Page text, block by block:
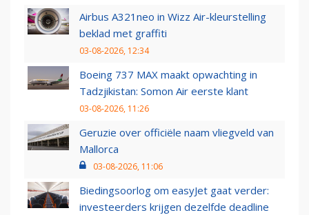
Airbus A321neo in Wizz Air-kleurstelling
beklad met graffiti
03-08-2026, 12:34
Boeing 737 MAX maakt opwachting in
Tadzjikistan: Somon Air eerste klant
03-08-2026, 11:26
Geruzie over officiële naam vliegveld van
Mallorca
03-08-2026, 11:06
Biedingsoorlog om easyJet gaat verder:
investeerders krijgen dezelfde deadline